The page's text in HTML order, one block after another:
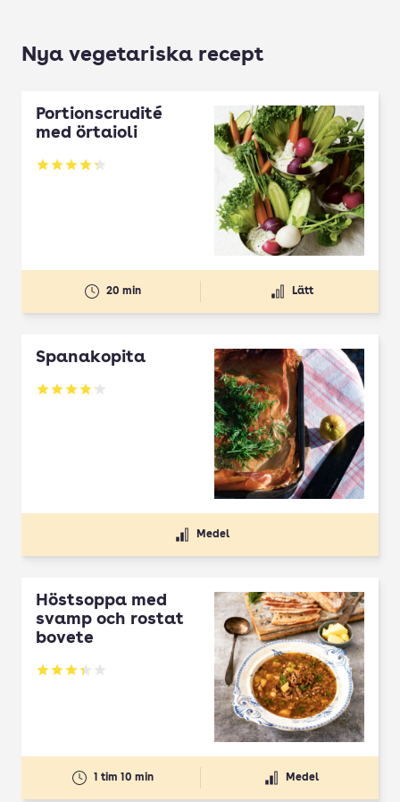
Nya vegetariska recept
Portionscrudité
med örtaioli
Betyg: 4.27 av 5
20 min Lätt
Spanakopita
Betyg: 4.1 av 5
Medel
Höstsoppa med
svamp och rostat
bovete
Betyg: 3.33 av 5
1 tim 10 min Medel